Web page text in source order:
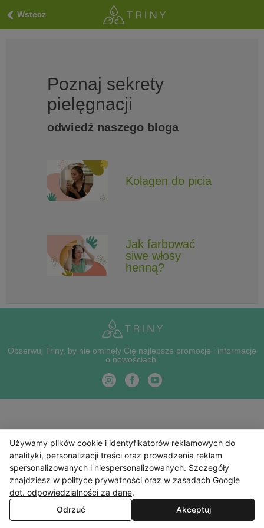
Wstecz
Poznaj sekrety
pielęgnacji
odwiedź naszego bloga
Kolagen do picia
Jak farbować
siwe włosy
henną?
Obserwuj Triny, by nie ominęły Cię najlepsze promocje i informacje
o nowościach.
Używamy plików cookie i identyfikatorów reklamowych do
analityki, personalizacji treści oraz prowadzenia reklam
spersonalizowanych i niespersonalizowanych. Szczegóły
znajdziesz w polityce prywatności oraz w zasadach Google
dot. odpowiedzialności za dane.
Odrzuć
Akceptuj